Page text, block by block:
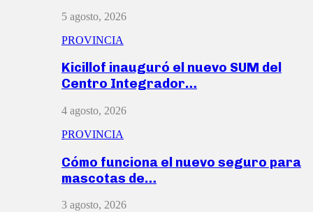
5 agosto, 2026
PROVINCIA
Kicillof inauguró el nuevo SUM del
Centro Integrador…
4 agosto, 2026
PROVINCIA
Cómo funciona el nuevo seguro para
mascotas de…
3 agosto, 2026